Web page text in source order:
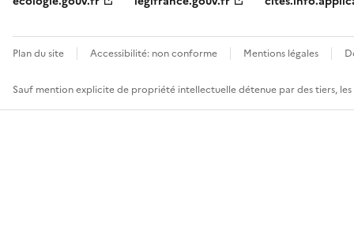
Plan du site Accessibilité: non conforme Mentions légales
Sauf mention explicite de propriété intellectuelle détenue par des tiers,